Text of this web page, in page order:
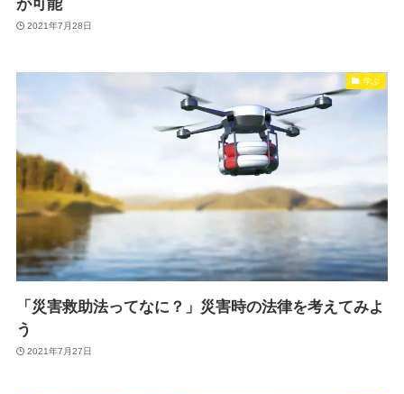
が可能
2021年7月28日
学ぶ
「災害救助法ってなに？」災害時の法律を考えてみよ
う
2021年7月27日